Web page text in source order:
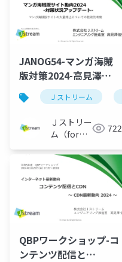
JANOG54-マンガ海賊
版対策2024-高見澤
_20240703Ｊストリーム
Ｊストリー
ム（for
722
QBPワークショップ-コ
ンテンツ配信と